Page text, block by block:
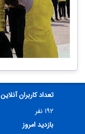
تعداد کاربران آنلاین
۱۹۲ نفر
بازدید امروز